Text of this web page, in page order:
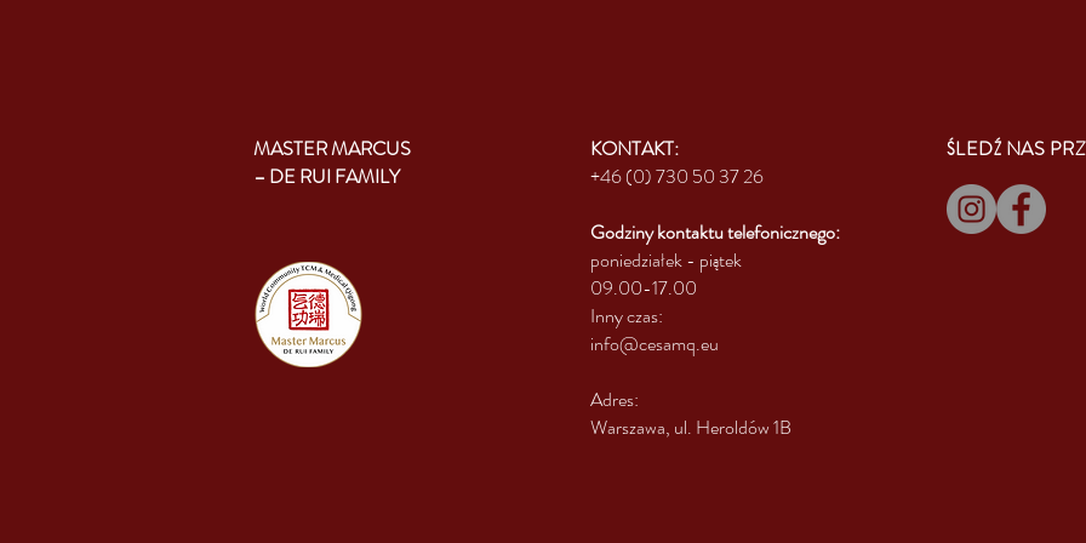
KONTAKT:
+46 (0) 730 50 37 26
Godziny kontaktutelefonicznego:
poniedziałek - piątek
09.00-17.00
Inny czas:
info@cesamq.eu
Adres:
Warszawa, ul. Heroldów 1B
MASTER MARCUS
– DE RUI FAMILY
ŚLEDŹ NAS